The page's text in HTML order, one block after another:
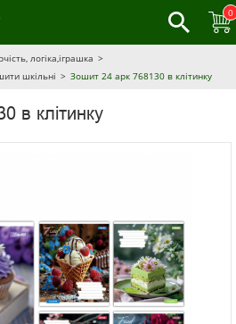
0
логіка,іграшка
шкільні Зошит 24 арк 768130 в клітинку
в клітинку